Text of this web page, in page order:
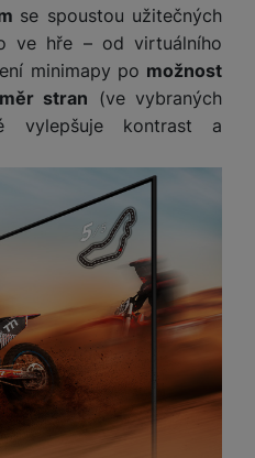
se spoustou užitečných
ve hře – od virtuálního
minimapy po možnost
stran (ve vybraných
vylepšuje kontrast a